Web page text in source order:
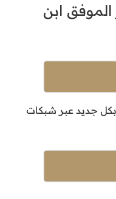
ابن
بكل جديد عبر شبكات